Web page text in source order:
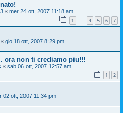
« mer 24 ott, 2007 11:18 am
1 … 4 5 6 7
« gio 18 ott, 2007 8:29 pm
ora non ti crediamo piu!!!
« sab 06 ott, 2007 12:57 am
1 2
02 ott, 2007 11:34 pm